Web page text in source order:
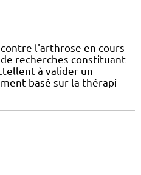
l'arthrose en cours
recherches constituant
à valider un
basé sur la thérapi